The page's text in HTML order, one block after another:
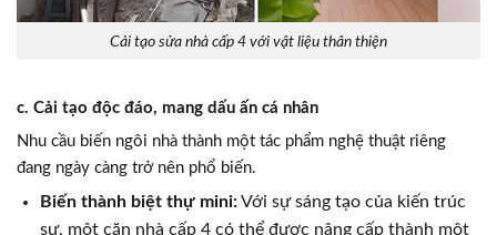
Cải tạo sửa nhà cấp 4 với vật liệu thân thiện
c. Cải tạo độc đáo, mang dấu ấn cá nhân
Nhu cầu biến ngôi nhà thành một tác phẩm nghệ thuật riêng
đang ngày càng trở nên phổ biến.
Biến thành biệt thự mini:Với sự sáng tạo của kiến trúc
sư, một căn nhà cấp 4 có thể được nâng cấp thành một